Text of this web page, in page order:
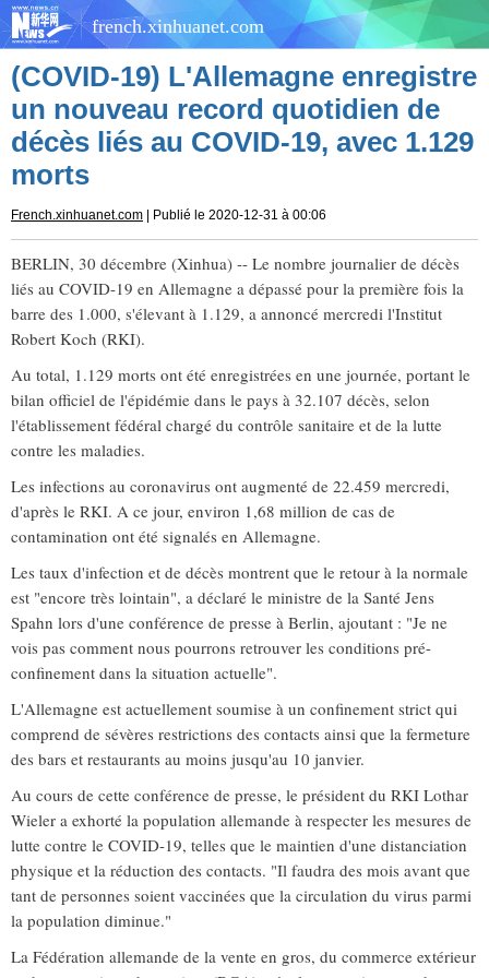
french.xinhuanet.com
(COVID-19) L'Allemagne enregistre
un nouveau record quotidien de
décès liés au COVID-19, avec 1.129
morts
French.xinhuanet.com | Publié le 2020-12-31 à 00:06
BERLIN, 30 décembre (Xinhua) -- Le nombre journalier de décès
liés au COVID-19 en Allemagne a dépassé pour la première fois la
barre des 1.000, s'élevant à 1.129, a annoncé mercredi l'Institut
Robert Koch (RKI).
Au total, 1.129 morts ont été enregistrées en une journée, portant le
bilan officiel de l'épidémie dans le pays à 32.107 décès, selon
l'établissement fédéral chargé du contrôle sanitaire et de la lutte
contre les maladies.
Les infections au coronavirus ont augmenté de 22.459 mercredi,
d'après le RKI. A ce jour, environ 1,68 million de cas de
contamination ont été signalés en Allemagne.
Les taux d'infection et de décès montrent que le retour à la normale
est "encore très lointain", a déclaré le ministre de la Santé Jens
Spahn lors d'une conférence de presse à Berlin, ajoutant : "Je ne
vois pas comment nous pourrons retrouver les conditions pré-
confinement dans la situation actuelle".
L'Allemagne est actuellement soumise à un confinement strict qui
comprend de sévères restrictions des contacts ainsi que la fermeture
des bars et restaurants au moins jusqu'au 10 janvier.
Au cours de cette conférence de presse, le président du RKI Lothar
Wieler a exhorté la population allemande à respecter les mesures de
lutte contre le COVID-19, telles que le maintien d'une distanciation
physique et la réduction des contacts. "Il faudra des mois avant que
tant de personnes soient vaccinées que la circulation du virus parmi
la population diminue."
La Fédération allemande de la vente en gros, du commerce extérieur